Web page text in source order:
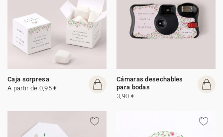
Caja sorpresa
A partir de 0,95 €
Cámaras desechables
para bodas
3,90 €